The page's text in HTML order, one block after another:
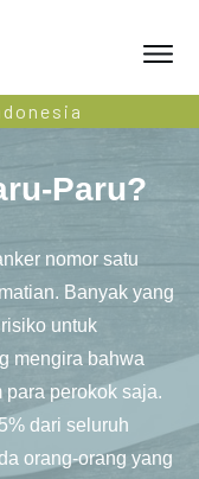
Paru?
nomor satu
Banyak yang
untuk
mengira bahwa
para perokok saja.
dari seluruh
orang-orang yang